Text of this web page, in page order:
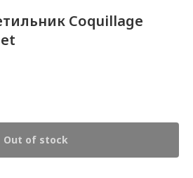
Coquillage
Out of stock